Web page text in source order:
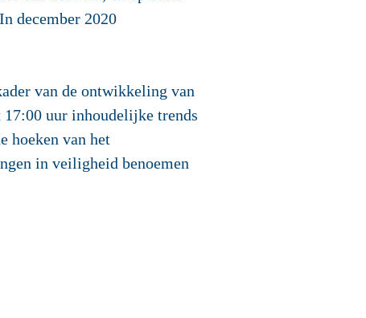
december 2020
van de ontwikkeling van
17:00 uur inhoudelijke trends
hoeken van het
in veiligheid benoemen